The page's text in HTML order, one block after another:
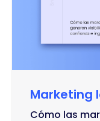
prácticas
para
ayudarte
Marketing
Cómo las